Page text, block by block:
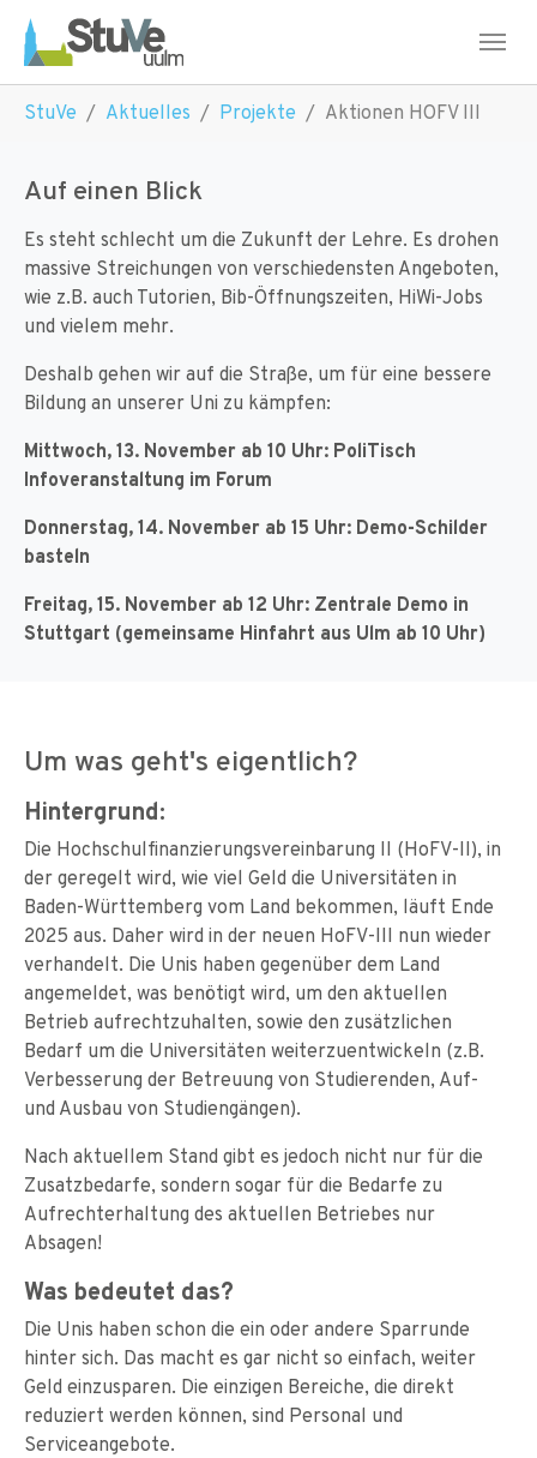
Skip to main navigation
Skip to main content
Skip to page footer
StuVe Aktuelles Projekte Aktionen HOFV III
Auf einen Blick
Es steht schlecht um die Zukunft der Lehre. Es drohen
massive Streichungen von verschiedensten Angeboten,
wie z.B. auch Tutorien, Bib-Öffnungszeiten, HiWi-Jobs
und vielem mehr.
Deshalb gehen wir auf die Straße, um für eine bessere
Bildung an unserer Uni zu kämpfen:
Mittwoch, 13. November ab 10 Uhr: PoliTisch
Infoveranstaltung im Forum
Donnerstag, 14. November ab 15 Uhr: Demo-Schilder
basteln
Freitag, 15. November ab 12 Uhr: Zentrale Demo in
Stuttgart (gemeinsame Hinfahrt aus Ulm ab 10 Uhr)
Um was geht's eigentlich?
Hintergrund:
Die Hochschulfinanzierungsvereinbarung II (HoFV-II), in
der geregelt wird, wie viel Geld die Universitäten in
Baden-Württemberg vom Land bekommen, läuft Ende
2025 aus. Daher wird in der neuen HoFV-III nun wieder
verhandelt. Die Unis haben gegenüber dem Land
angemeldet, was benötigt wird, um den aktuellen
Betrieb aufrechtzuhalten, sowie den zusätzlichen
Bedarf um die Universitäten weiterzuentwickeln (z.B.
Verbesserung der Betreuung von Studierenden, Auf-
und Ausbau von Studiengängen).
Nach aktuellem Stand gibt es jedoch nicht nur für die
Zusatzbedarfe, sondern sogar für die Bedarfe zu
Aufrechterhaltung des aktuellen Betriebes nur
Absagen!
Was bedeutet das?
Die Unis haben schon die ein oder andere Sparrunde
hinter sich. Das macht es gar nicht so einfach, weiter
Geld einzusparen. Die einzigen Bereiche, die direkt
reduziert werden können, sind Personal und
Serviceangebote.